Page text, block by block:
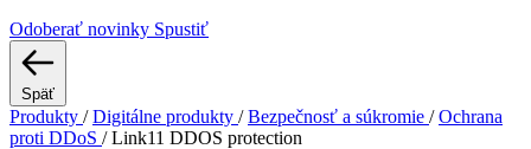
Odoberať novinky Spustiť
Späť
Produkty / Digitálne produkty / Bezpečnosť a súkromie / Ochrana
proti DDoS / Link11 DDOS protection